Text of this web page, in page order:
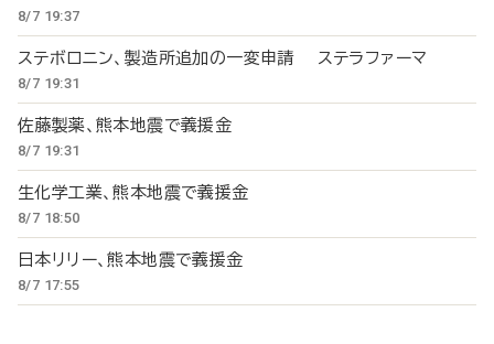
8/7 19:37
ステボロニン、製造所追加の一変申請 ステラファーマ
8/7 19:31
佐藤製薬、熊本地震で義援金
8/7 19:31
生化学工業、熊本地震で義援金
8/7 18:50
日本リリー、熊本地震で義援金
8/7 17:55